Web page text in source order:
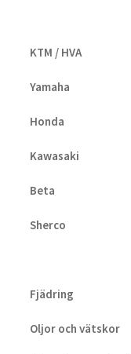
KTM / HVA
Yamaha
Honda
Kawasaki
Beta
Sherco
Fjädring
Oljor och vätskor